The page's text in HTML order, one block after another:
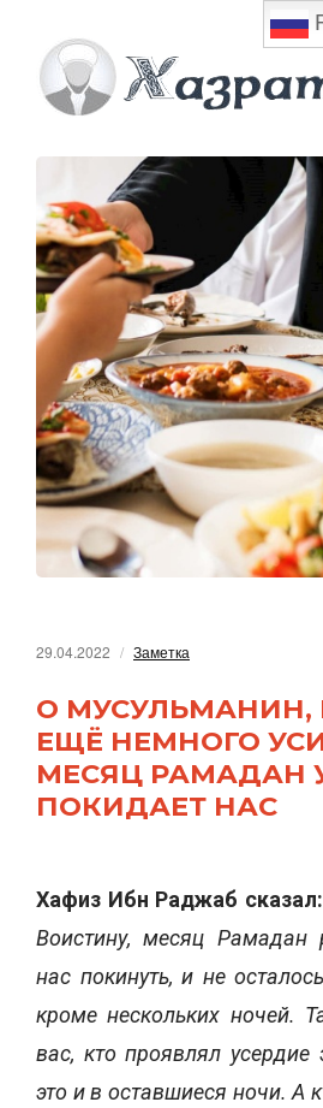
29.04.2022 Заметка
О МУСУЛЬМАНИН,
ЕЩЁ НЕМНОГО
МЕСЯЦ РАМАДАН
ПОКИДАЕТ НАС
Хафиз Ибн Раджаб сказал:
Воистину, месяц Рамадан
нас покинуть, и не
кроме нескольких ночей.
вас, кто проявлял усердие
это и в оставшиеся ночи. А